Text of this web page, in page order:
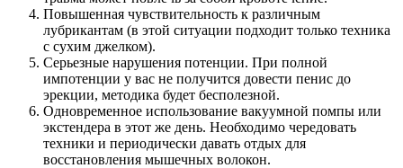
Повышенная чувствительность к различным
лубрикантам (в этой ситуации подходит только техника
с сухим джелком).
Серьезные нарушения потенции. При полной
импотенции у вас не получится довести пенис до
эрекции, методика будет бесполезной.
Одновременное использование вакуумной помпы или
экстендера в этот же день. Необходимо чередовать
техники и периодически давать отдых для
восстановления мышечных волокон.